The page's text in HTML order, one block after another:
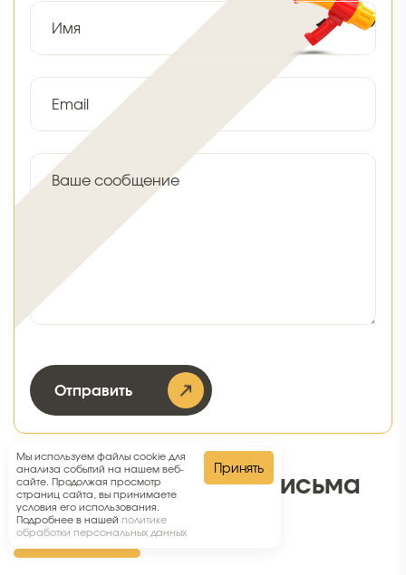
Имя
Email
Ваше сообщение
Отправить
Благодарственные письма
наших клиентов
Мы используем файлы cookie для
анализа событий на нашем веб-
сайте. Продолжая просмотр
страниц сайта, вы принимаете
условия его использования.
Подробнее в нашей политике
обработки персональных данных
Принять